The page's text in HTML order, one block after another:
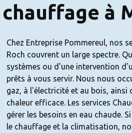
chauffage à
Chez Entreprise Pommereul, nos
Roch couvrent un large spectre.
systèmes ou d'une intervention
prêts à vous servir. Nous nous
gaz, à l'électricité et au bois, ainsi
chaleur efficace. Les services
gérer les besoins en eau chaude.
le chauffage et la climatisation,